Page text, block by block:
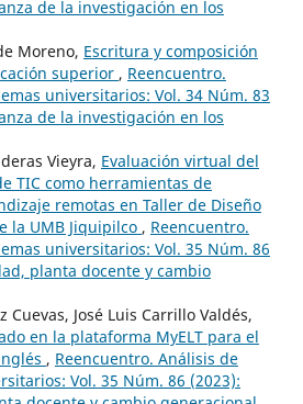
de la investigación en los
Moreno, Escritura y composición
superior , Reencuentro.
universitarios: Vol. 34 Núm. 83
de la investigación en los
Vieyra, Evaluación virtual del
TIC como herramientas de
remotas en Taller de Diseño
la UMB Jiquipilco , Reencuentro.
universitarios: Vol. 35 Núm. 86
planta docente y cambio
Cuevas, José Luis Carrillo Valdés,
en la plataforma MyELT para el
, Reencuentro. Análisis de
Vol. 35 Núm. 86 (2023):